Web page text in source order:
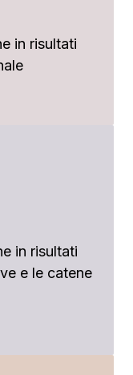
in risultati
in risultati
e le catene